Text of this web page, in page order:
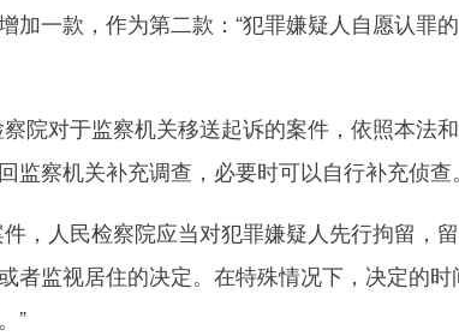
一款，作为第二款：“犯罪嫌疑人自愿认罪的
对于监察机关移送起诉的案件，依照本法和
察机关补充调查，必要时可以自行补充侦查。
人民检察院应当对犯罪嫌疑人先行拘留，
者监视居住的决定。在特殊情况下，决定的
”